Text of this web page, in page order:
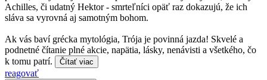
Achilles, či udatný Hektor - smrteľníci opäť raz dokazujú, že ich
sláva sa vyrovná aj samotným bohom.
Ak vás baví grécka mytológia, Trója je povinná jazda! Skvelé a
podnetné čítanie plné akcie, napätia, lásky, nenávisti a všetkého, čo
k tomu patrí.
Čítať viac
reagovať